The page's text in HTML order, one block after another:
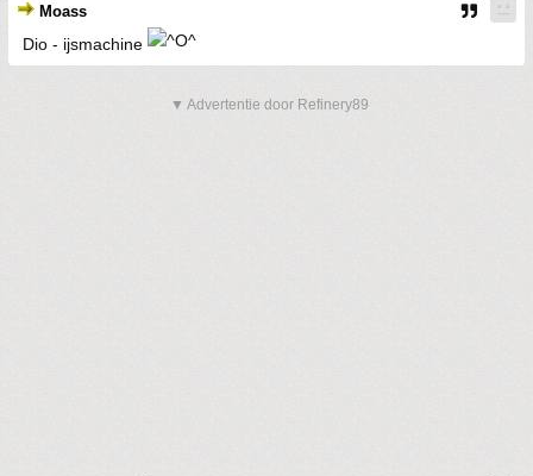
Moass
Dio - ijsmachine
▼ Advertentie door Refinery89